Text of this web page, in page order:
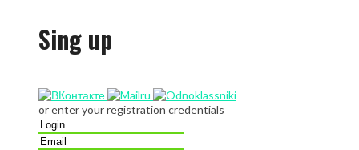
Sing up
or enter your registration credentials